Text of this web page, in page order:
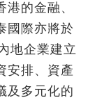
的金融、
國際亦將於
地企業建立
安排、資產
及多元化的